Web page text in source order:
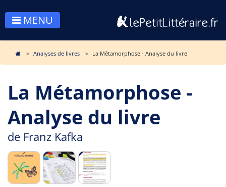
MENU
Analyses de livres La Métamorphose - Analyse du livre
La Métamorphose -
Analyse du livre
de Franz Kafka